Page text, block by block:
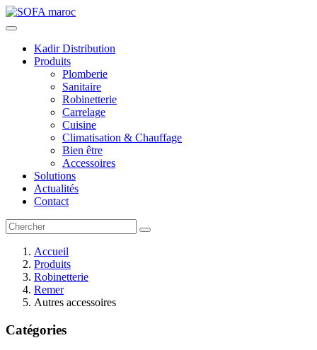
Kadir Distribution
Produits
Plomberie
Sanitaire
Robinetterie
Carrelage
Cuisine
Climatisation & Chauffage
Bien être
Accessoires
Solutions
Actualités
Contact
Accueil
Produits
Robinetterie
Remer
Autres accessoires
Catégories